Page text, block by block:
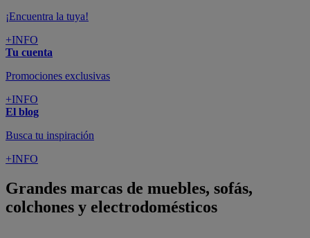
¡Encuentra la tuya!
+INFO
Tu cuenta
Promociones exclusivas
+INFO
El blog
Busca tu inspiración
+INFO
Grandes marcas de muebles, sofás,
colchones y electrodomésticos